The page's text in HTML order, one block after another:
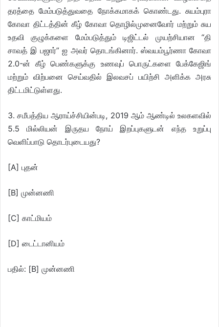
தரத்தை மேம்படுத்துவதை நோக்கமாகக் கொண்டது. சுயம்புரா
கோவா திட்டத்தின் கீழ் கோவா தொழில்முனைவோர் மற்றும் சுய
உதவி குழுக்களை மேம்படுத்தும் டிஜிட்டல் முயற்சியான “தி
சாவத் இ பஜார்” ஐ அவர் தொடங்கினார். ஸ்வயம்பூர்ணா கோவா
2.0-ன் கீழ் பெண்களுக்கு உணவுப் பொருட்களை பேக்கேஜிங்
மற்றும் விற்பனை செய்வதில் இலவசப் பயிற்சி அளிக்க அரசு
திட்டமிட்டுள்ளது.
3. சமீபத்திய ஆராய்ச்சியின்படி, 2019 ஆம் ஆண்டில் உலகளவில்
5.5 மில்லியன் இருதய நோய் இறப்புகளுடன் எந்த உறுப்பு
வெளிப்பாடு தொடர்புடையது?
[A] புதன்
[B] முன்னணி
[C] காட்மியம்
[D] டைட்டானியம்
பதில்: [B] முன்னணி